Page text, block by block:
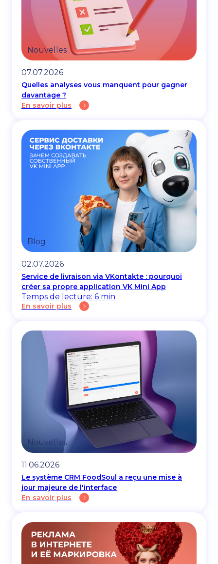
Nouvelles
07.07.2026
Quelles analyses vous manquent pour gagner
davantage ?
En savoir plus
Blog
02.07.2026
Service de livraison via VKontakte : pourquoi
créer sa propre application VK Mini App
Temps de lecture: 6 min
En savoir plus
Nouvelles
11.06.2026
Le système CRM FoodSoul a reçu une mise à
jour majeure de l'interface
En savoir plus